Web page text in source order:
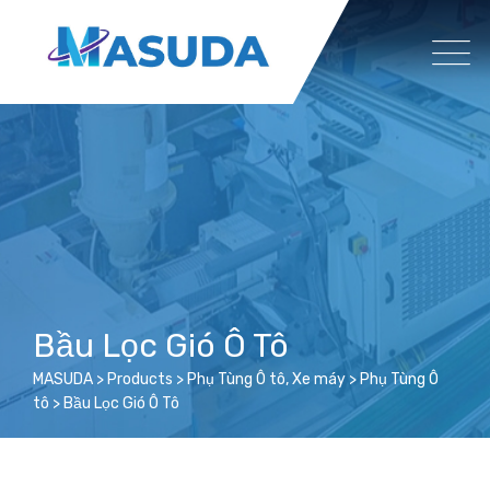
content
Bầu Lọc Gió Ô Tô
MASUDA > Products > Phụ Tùng Ô tô, Xe máy > Phụ Tùng Ô
tô > Bầu Lọc Gió Ô Tô